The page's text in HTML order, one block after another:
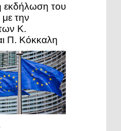
εκδήλωση του
την
Κ.
Π. Κόκκαλη